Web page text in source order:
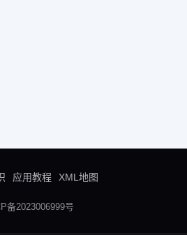
应用教程 XML地图
备2023006999号